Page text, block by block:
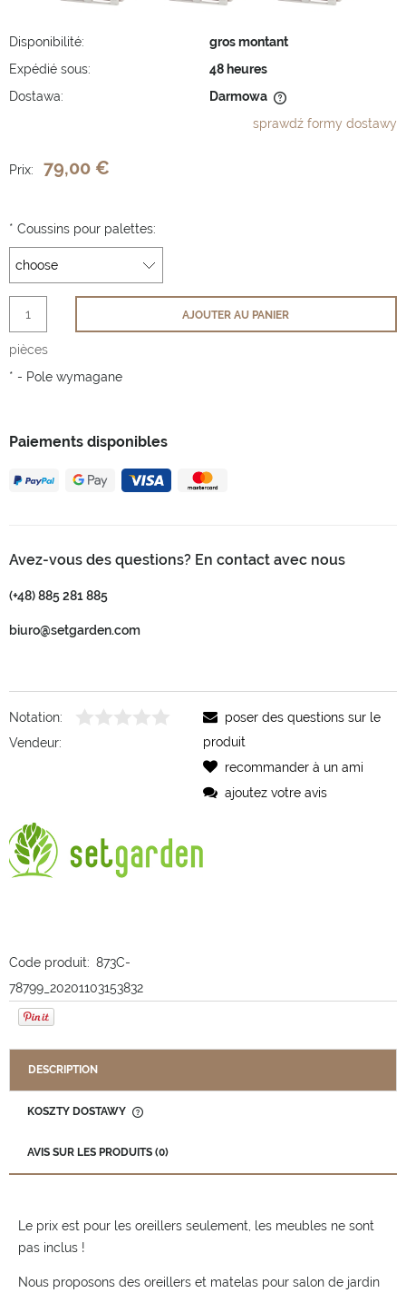
Disponibilité:
gros montant
Expédié sous:
48 heures
Dostawa:
Darmowa
sprawdź formy dostawy
Paiements disponibles
Avez-vous des questions? En contact avec nous
(+48) 885 281 885
biuro@setgarden.com
Prix: 79,00 €
* Coussins pour palettes:
pièces
AJOUTER AU PANIER
* - Pole wymagane
Notation:
Vendeur:
Code produit: 873C-
78799_20201103153832
poser des questions sur le
produit
recommander à un ami
ajoutez votre avis
DESCRIPTION
KOSZTY DOSTAWY
AVIS SUR LES PRODUITS (0)
Le prix est pour les oreillers seulement, les meubles ne sont
pas inclus !
Nous proposons des oreillers et matelas pour salon de jardin